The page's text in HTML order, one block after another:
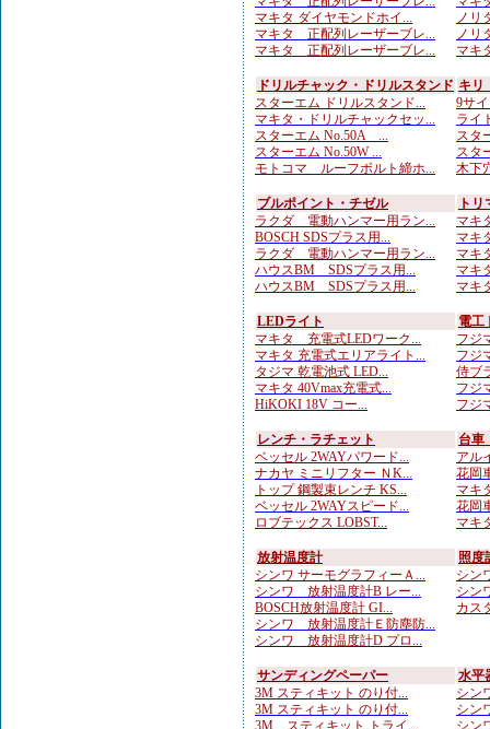
マキタ ダイヤモンドホイ...
マキタ 正配列レーザーブレ...
マキタ 正配列レーザーブレ...
ノリ
ノリ
マキ
ドリルチャック・ドリルスタンド
スターエム ドリルスタンド...
マキタ・ドリルチャックセッ...
スターエム No.50A ...
スターエム No.50W ...
モトコマ ルーフボルト締ホ...
キリ
9サ
ライ
スタ
スタ
木下
ブルポイント・チゼル
ラクダ 電動ハンマー用ラン...
BOSCH SDSプラス用...
ラクダ 電動ハンマー用ラン...
ハウスBM SDSプラス用...
ハウスBM SDSプラス用...
ト
マキ
マキ
マキ
マキ
マキ
LEDライト
マキタ 充電式LEDワーク...
マキタ 充電式エリアライト...
タジマ 乾電池式 LED...
マキタ 40Vmax充電式...
HiKOKI 18V コー...
電工
フジ
フジ
侍ブ
フジ
フジ
レンチ・ラチェット
ベッセル 2WAYパワード...
ナカヤ ミニリフター ＮK...
トップ 鋼製束レンチ KS...
ベッセル 2WAYスピード...
ロブテックス LOBST...
台車
アル
花岡
マキ
花岡
マキ
放射温度計
シンワ サーモグラフィーＡ...
シンワ 放射温度計B レー...
BOSCH放射温度計 GI...
シンワ 放射温度計Ｅ防塵防...
シンワ 放射温度計D プロ...
照度
シン
シン
カス
サンディングペーパー
3M スティキット のり付...
3M スティキット のり付...
3M スティキット トライ...
水平
シン
シン
シン